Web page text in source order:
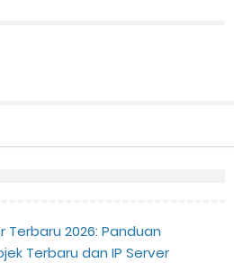
Terbaru 2026: Panduan
Terbaru dan IP Server